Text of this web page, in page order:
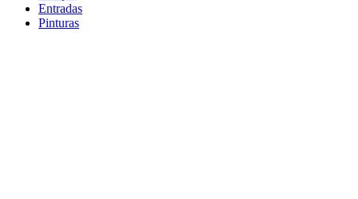
Entradas
Pinturas